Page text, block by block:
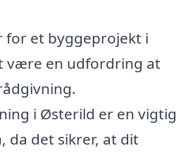
for et byggeprojekt i
være en udfordring at
i Østerild er en vigtig
da det sikrer, at dit